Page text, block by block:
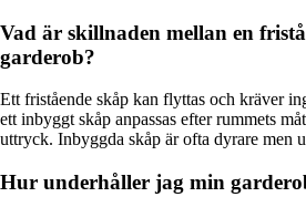
Vad är skillnaden mellan en
garderob?
Ett fristående skåp kan flyttas och kräver
ett inbyggt skåp anpassas efter rummets
uttryck. Inbyggda skåp är ofta dyrare men
Hur underhåller jag min